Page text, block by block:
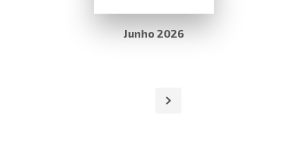
Junho 2026